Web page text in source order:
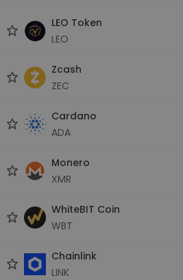
LEO Token
LEO
Zcash
ZEC
Cardano
ADA
Monero
XMR
WhiteBIT Coin
WBT
Chainlink
LINK